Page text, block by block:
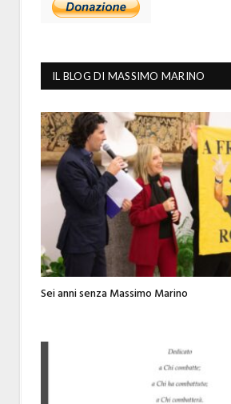
IL BLOG DI MASSIMO MARINO
Sei anni senza Massimo Marino